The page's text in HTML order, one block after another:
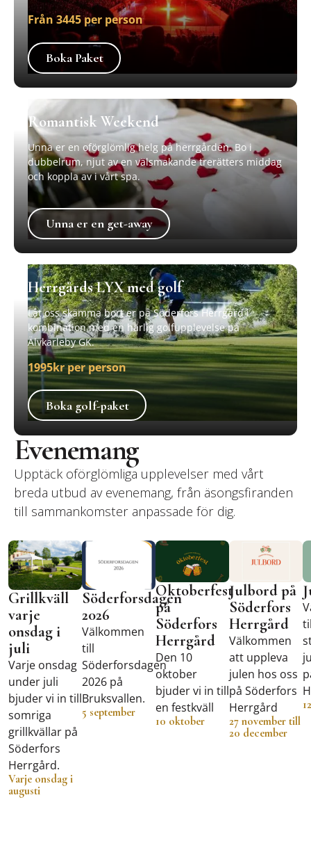
Från 3445 per person
Boka Paket
Boka Paket
Romantisk Weekend
Unna er en oförglömlig helg på herrgården. Bo i
dubbelrum, njut av en välsmakande trerätters middag
och koppla av i vårt spa.
Unna er en get-away
Unna er en get-away
Herrgårds LYX med golf
Låt oss skämma bort er på Söderfors Herrgård i
kombination med en härlig golfupplevelse på
Älvkarleby GK.
1995kr per person
Boka golf-paket
Boka golf-paket
Evenemang
Upptäck oförglömliga upplevelser med vårt
breda utbud av evenemang, från äsongsfiranden
till sammankomster anpassade för dig.
Grillkväll
varje
onsdag i
juli
Varje onsdag
under juli
bjuder vi in till
somriga
grillkvällar på
Söderfors
Herrgård.
Varje onsdag i
augusti
Grillkväll varje onsdag i juli
Söderforsdagen
2026
Välkommen
till
Söderforsdagen
2026 på
Bruksvallen.
5 september
Söderforsdagen 2026
Oktoberfest
på
Söderfors
Herrgård
Den 10
oktober
bjuder vi in till
en festkväll
10 oktober
Oktoberfest på Söderfors
Julbord på
Söderfors
Herrgård
Välkommen
att uppleva
julen hos oss
på Söderfors
Herrgård
27 november till
20 december
Julbord på